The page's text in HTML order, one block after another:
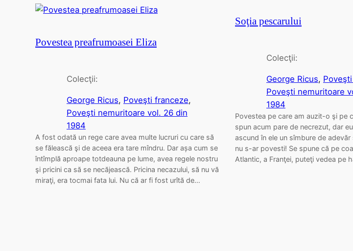
Povestea preafrumoasei Eliza
Colecţii:
George Ricus, Poveşti franceze
Poveşti nemuritoare vol. 26 din
1984
A fost odată un rege care avea multe lucruri cu care să
se fălească şi de aceea era tare mîndru. Dar așa cum se
întîmplă aproape totdeauna pe lume, avea regele nostru
şi pricini ca să se necăjească. Pricina necazului, să nu vă
miraţi, era tocmai fata lui. Nu că ar fi fost urîtă de…
Soţia pescarului
Colecţii:
George Ricus,
Poveşti nemuritoare
1984
Povestea pe care am auzit-o şi pe
spun acum pare de necrezut, dar
ascund în ele un sîmbure de
nu s-ar povesti! Se spune că pe
Atlantic, a Franţei, puteţi vedea pe